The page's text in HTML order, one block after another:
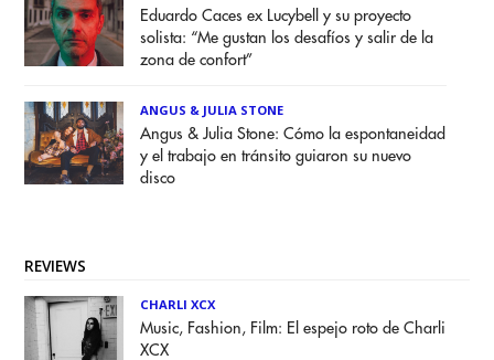
Eduardo Caces ex Lucybell y su proyecto
solista: “Me gustan los desafíos y salir de la
zona de confort”
ANGUS & JULIA STONE
Angus & Julia Stone: Cómo la espontaneidad
y el trabajo en tránsito guiaron su nuevo
disco
REVIEWS
CHARLI XCX
Music, Fashion, Film: El espejo roto de Charli
XCX